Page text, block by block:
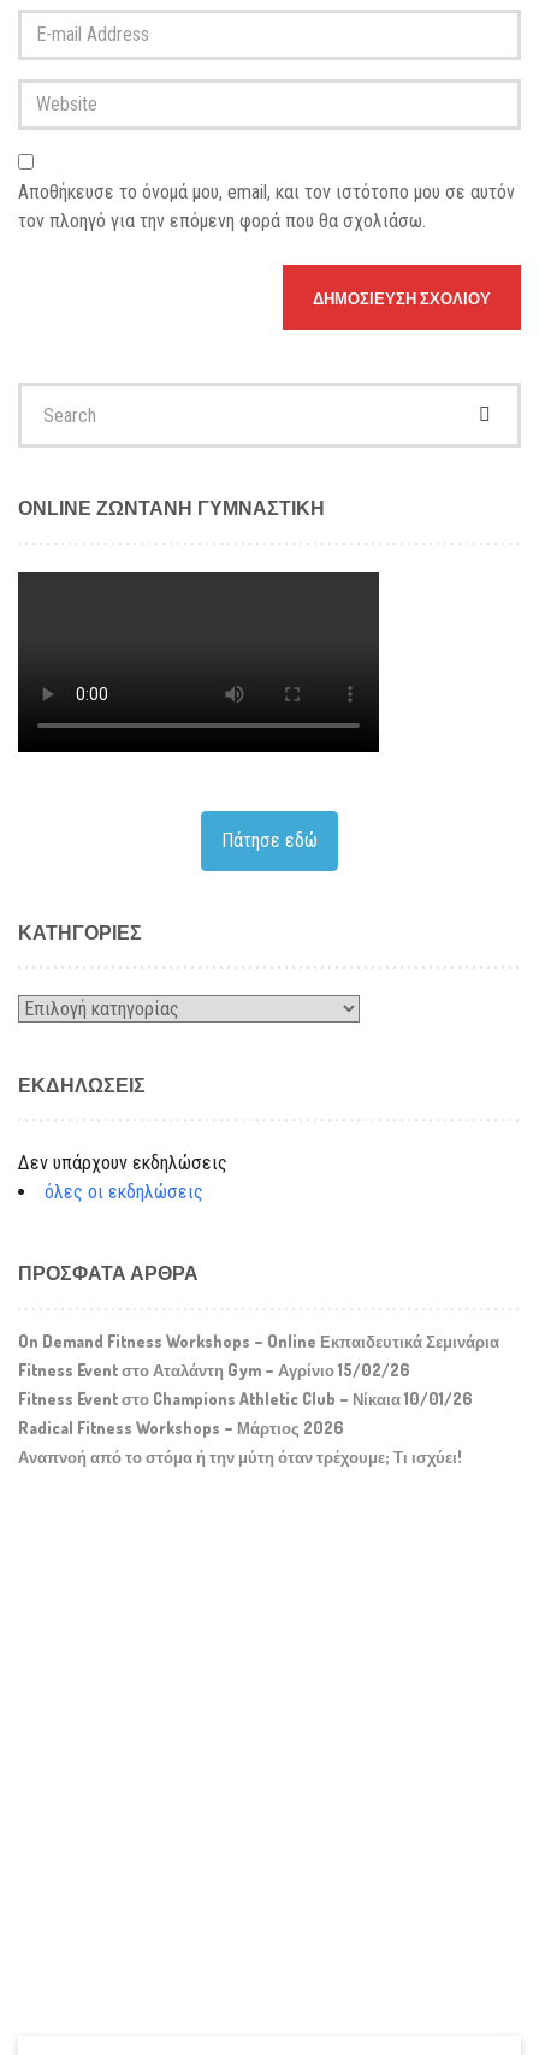
Last
name*
mail
Address*
Website
Αποθήκευσε το όνομά μου, email, και τον ιστότοπο μου σε αυτόν
τον πλοηγό για την επόμενη φορά που θα σχολιάσω.
ONLINE ΖΩΝΤΑΝΗ ΓΥΜΝΑΣΤΙΚΗ
Πάτησε εδώ
KΑΤΗΓΟΡΊΕΣ
Kατηγορίες
ΕΚΔΗΛΏΣΕΙΣ
Δεν υπάρχουν εκδηλώσεις
όλες οι εκδηλώσεις
ΠΡΌΣΦΑΤΑ ΆΡΘΡΑ
On Demand Fitness Workshops – Online Εκπαιδευτικά Σεμινάρια
Fitness Event στο Αταλάντη Gym – Αγρίνιο 15/02/26
Fitness Event στο Champions Athletic Club – Νίκαια 10/01/26
Radical Fitness Workshops – Μάρτιος 2026
Αναπνοή από το στόμα ή την μύτη όταν τρέχουμε; Τι ισχύει!